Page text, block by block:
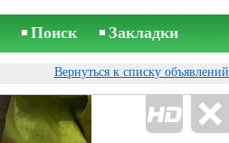
Поиск Закладки
Вернуться к списку объявлений